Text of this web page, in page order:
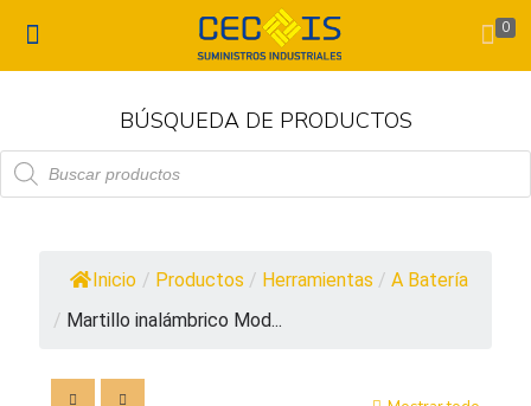
0
BÚSQUEDA DE PRODUCTOS
Búsqueda
de
productos
Inicio / Productos / Herramientas / A Batería
/ Martillo inalámbrico Mod...